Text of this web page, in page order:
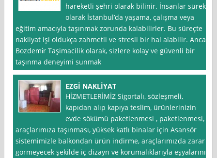
hareketli şehri olarak bilinir. İnsanlar sürekli
olarak İstanbul’da yaşama, çalışma veya
eğitim amacıyla taşınmak zorunda kalabilirler. Bu süreçte
nakliyat işi oldukça zahmetli ve stresli bir hal alabilir. Ancak
Bozdemi̇r Taşimacilik olarak, sizlere kolay ve güvenli bir
taşınma deneyimi sunmak
EZGİ NAKLİYAT
HİZMETLERİMİZ Sigortalı, sözleşmeli,
kapıdan alıp kapıya teslim, ürünlerinizin
evde sökümü paketlenmesi , paketlenmesi,
araçlarımıza taşınması, yüksek katlı binalar için Asansör
sistemimizle balkondan ürün indirme, araçlarımızda zarar
görmeyecek şekilde iç dizayn ve korumalıklarıyla eşyalarınız